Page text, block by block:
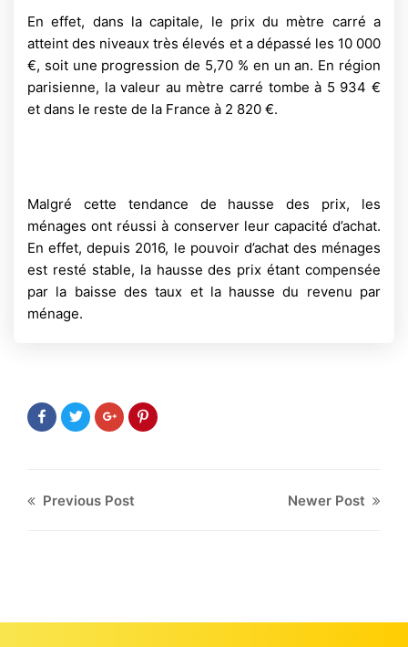
En effet, dans la capitale, le prix du mètre carré a
atteint des niveaux très élevés et a dépassé les 10 000
€, soit une progression de 5,70 % en un an. En région
parisienne, la valeur au mètre carré tombe à 5 934 €
et dans le reste de la France à 2 820 €.
Malgré cette tendance de hausse des prix, les
ménages ont réussi à conserver leur capacité d’achat.
En effet, depuis 2016, le pouvoir d’achat des ménages
est resté stable, la hausse des prix étant compensée
par la baisse des taux et la hausse du revenu par
ménage.
Previous Post Newer Post